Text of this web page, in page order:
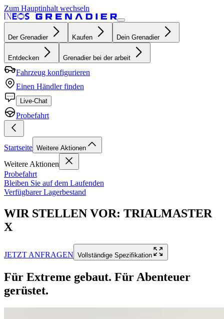
Zum Hauptinhalt wechseln
Der Grenadier Kaufen Dein Grenadier
Entdecken Grenadier bei der arbeit
Fahrzeug konfigurieren
Einen Händler finden
Live-Chat
Probefahrt
Startseite Weitere Aktionen
Weitere Aktionen
Probefahrt
Bleiben Sie auf dem Laufenden
Verfügbarer Lagerbestand
WIR STELLEN VOR: TRIALMASTER
X
JETZT ANFRAGEN Vollständige Spezifikation
Für Extreme gebaut. Für Abenteuer
gerüstet.